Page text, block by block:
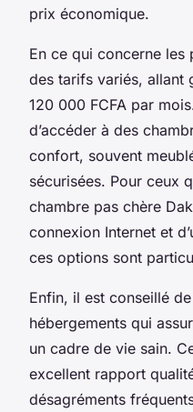
prix économique.
En ce qui concerne
des tarifs variés, allant
120 000 FCFA par
d’accéder à des
confort, souvent
sécurisées. Pour ceux
chambre pas chère
connexion Internet et
ces options sont
Enfin, il est conseillé
hébergements qui
un cadre de vie sain.
excellent rapport
désagréments